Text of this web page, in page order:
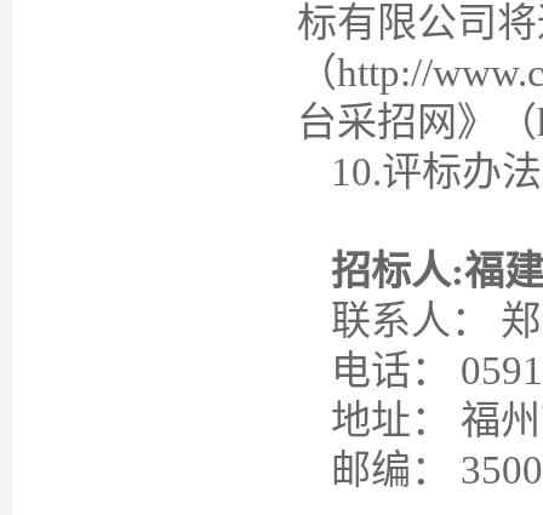
标有限公司
（http://
台采招网》
10.评标办
招标人:福
联系人：
电话：
地址：
福
邮编：